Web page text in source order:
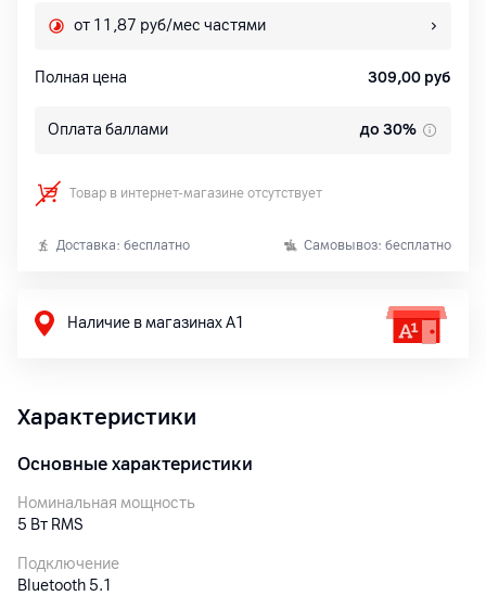
от 11,87 руб/мес частями
Полная цена 309,00 руб
Оплата баллами до 30%
Товар в интернет-магазине отсутствует
Доставка: бесплатно Самовывоз: бесплатно
Наличие в магазинах А1
Характеристики
Основные характеристики
Номинальная мощность
5 Вт RMS
Подключение
Bluetooth 5.1